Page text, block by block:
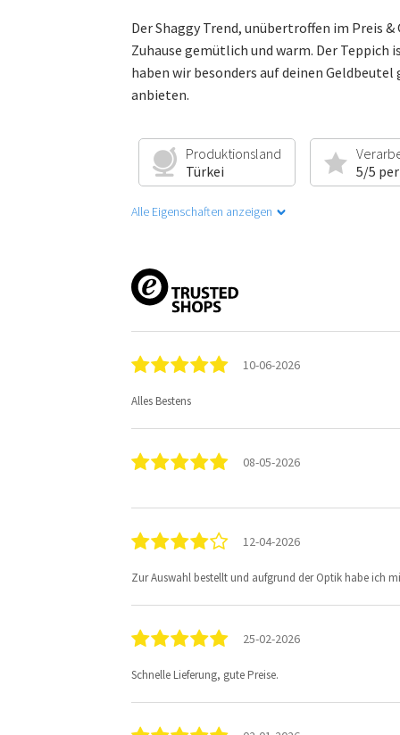
Der Shaggy Trend, unübertroffen im Preis
Zuhause gemütlich und warm. Der Teppich
haben wir besonders auf deinen
anbieten.
Produktionsland
Türkei
5/5
Alle Eigenschaften anzeigen
10-06-2026
Alles Bestens
08-05-2026
12-04-2026
Zur Auswahl bestellt und aufgrund der Optik habe ich
25-02-2026
Schnelle Lieferung, gute Preise.